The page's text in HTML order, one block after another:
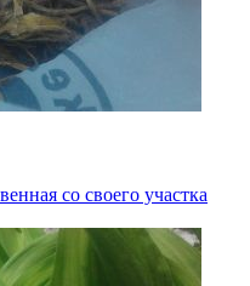
со своего участка